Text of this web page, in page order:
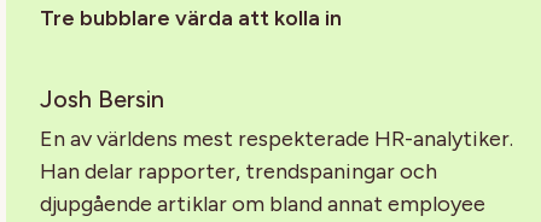
Tre bubblare värda att kolla in
Josh Bersin
En av världens mest respekterade HR-analytiker.
Han delar rapporter, trendspaningar och
djupgående artiklar om bland annat employee